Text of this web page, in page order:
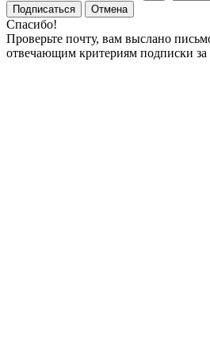
Подписаться
Отмена
Спасибо!
Проверьте почту, вам выслано
отвечающим критериям подписки за